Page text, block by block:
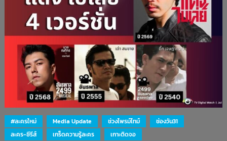
#ละครใหม่ Media Update ช่วงไพรม์ไทม์
ช่องวัน31
ละคร-ซีรีส์
เกร็ดความรู้ละคร เกาะติดจอ